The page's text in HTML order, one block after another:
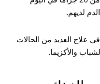
لديهم.
علاج العديد من الحالات
والأكزيما.